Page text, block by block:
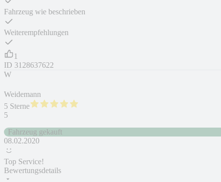
Fahrzeug wie beschrieben
Weiterempfehlungen
1
ID 3128637622
W
Weidemann
5 Sterne
5
Fahrzeug gekauft
08.02.2020
Top Service!
Bewertungsdetails